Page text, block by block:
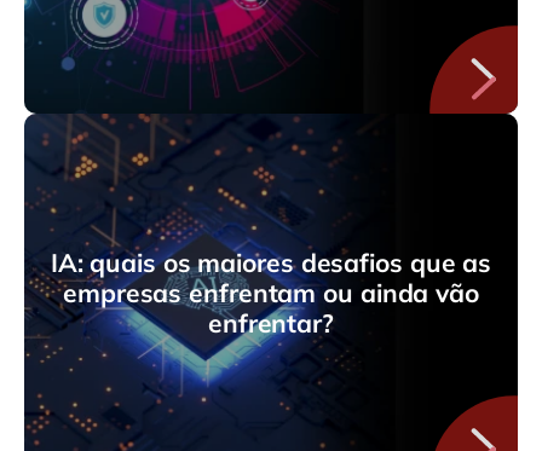
IA: quais os maiores desafios que as
empresas enfrentam ou ainda vão
enfrentar?